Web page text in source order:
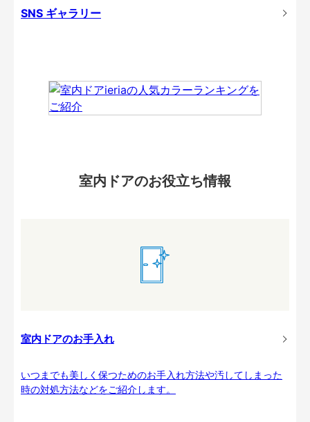
SNS ギャラリー
室内ドアのお役立ち情報
室内ドアのお手入れ
いつまでも美しく保つためのお手入れ方法や汚してしまった
時の対処方法などをご紹介します。